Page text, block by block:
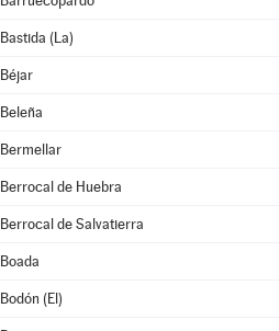
Bastida (La)
Béjar
Beleña
Bermellar
Berrocal de Huebra
Berrocal de Salvatierra
Boada
Bodón (El)